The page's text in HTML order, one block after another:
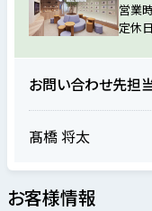
営業
定休日
お問い合わせ先担
髙橋 将太
お客様情報